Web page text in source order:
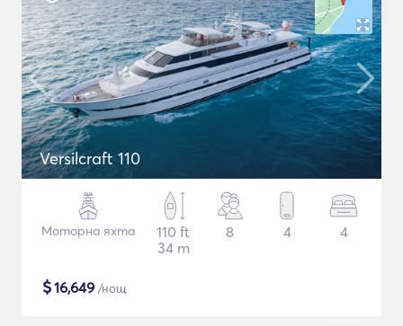
Versilcraft 110
Моторна яхта
110 ft
34 m
8 4 4
$16,649 /нощ